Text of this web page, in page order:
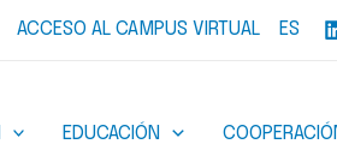
ACCESO AL CAMPUS VIRTUAL ES
EDUCACIÓN